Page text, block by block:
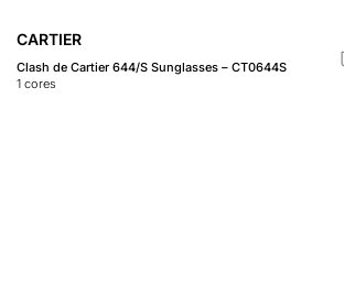
CARTIER
Clash de Cartier 644/S Sunglasses – CT0644S
1 cores